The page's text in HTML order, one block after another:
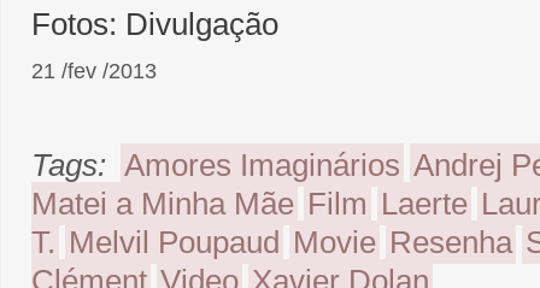
Fotos: Divulgação
21 /fev /2013
Tags: Amores Imaginários Andrej
Matei a Minha Mãe Film Laerte
T. Melvil Poupaud Movie Resenha